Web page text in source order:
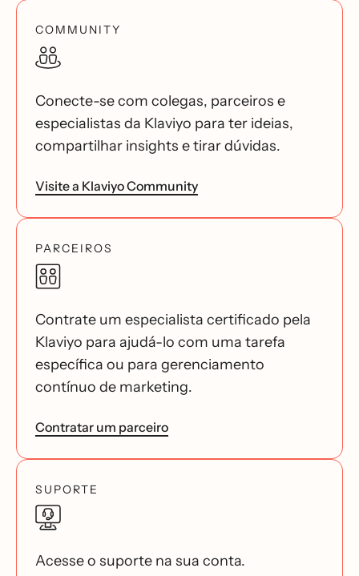
COMMUNITY
Conecte-se com colegas, parceiros e
especialistas da Klaviyo para ter ideias,
compartilhar insights e tirar dúvidas.
Visite a Klaviyo Community
PARCEIROS
Contrate um especialista certificado pela
Klaviyo para ajudá-lo com uma tarefa
específica ou para gerenciamento
contínuo de marketing.
Contratar um parceiro
SUPORTE
Acesse o suporte na sua conta.